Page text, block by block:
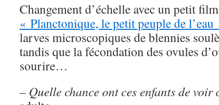
Changement d’échelle avec un petit
« Planctonique, le petit peuple de l’eau
larves microscopiques de blennies
tandis que la fécondation des ovules
sourire…
– Quelle chance ont ces enfants de voir